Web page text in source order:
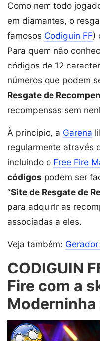
Como nem todo
em diamantes, o
famosos Codiguin FF)
Para quem não
códigos de 12
números que podem
Resgate de
recompensas sem
À princípio, a Garena
regularmente através
incluindo o Free Fire
códigos podem ser
“Site de Resgate de
para adquirir as
associadas a eles.
Veja também:
CODIGUIN
Fire com a